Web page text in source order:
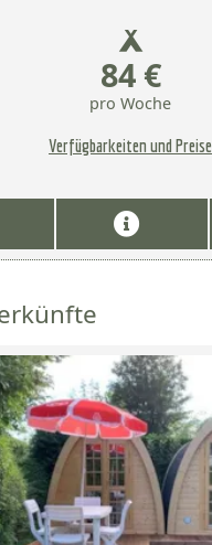
84 €
pro Woche
Verfügbarkeiten und Preise